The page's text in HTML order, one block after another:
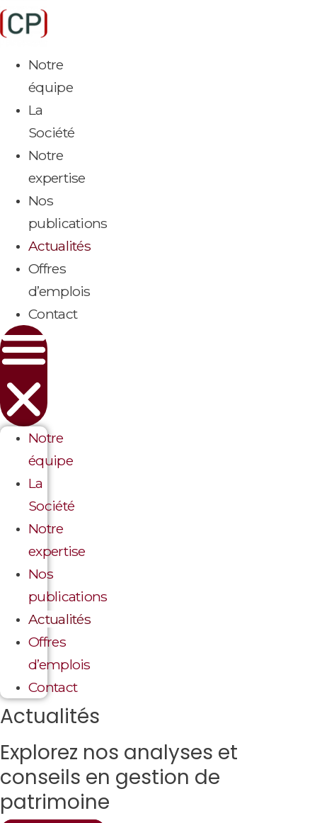
Aller
au
Notre
équipe
La
Société
Notre
expertise
Nos
publications
Actualités
Offres
d’emplois
Contact
Notre
équipe
La
Société
Notre
expertise
Nos
publications
Actualités
Offres
d’emplois
Contact
Actualités
Explorez nos analyses et
conseils en gestion de
patrimoine